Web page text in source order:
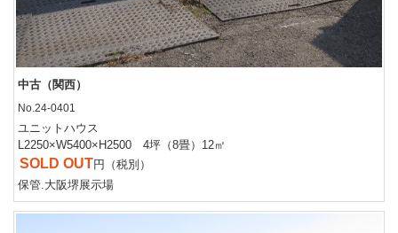
中古（関西）
No.24-0401
ユニットハウス
L2250×W5400×H2500 4坪（8畳）12㎡
SOLD OUT円（税別）
保管.大阪堺展示場